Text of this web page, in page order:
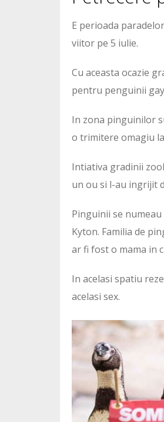
E perioada
viitor pe 5 iulie.
Cu aceasta ocazie
pentru penguinii
In zona pinguinilor
o trimitere omagiu
Intiativa gradinii
un ou si l-au ingrijit
Pinguinii se
Kyton. Familia de
ar fi fost o mama in
In acelasi spatiu
acelasi sex.